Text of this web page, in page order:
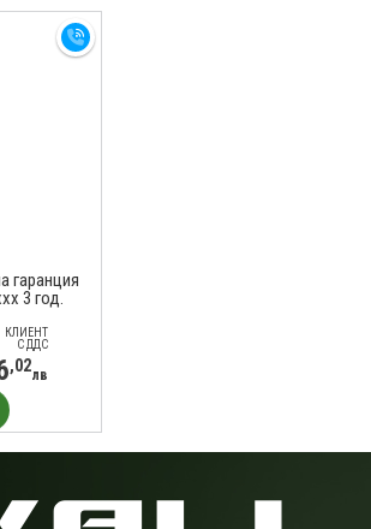
гаранция
3 год.
КЛИЕНТ
С ДДС
,02лв